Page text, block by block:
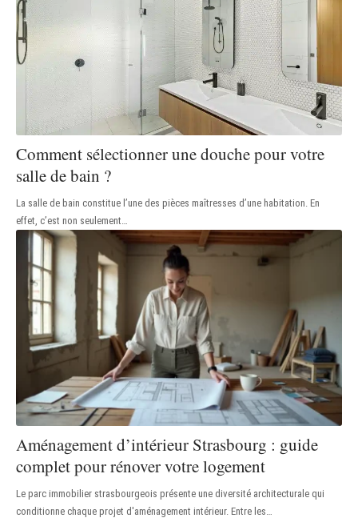
Comment sélectionner une douche pour votre
salle de bain ?
La salle de bain constitue l’une des pièces maîtresses d’une habitation. En
effet, c’est non seulement…
Aménagement d’intérieur Strasbourg : guide
complet pour rénover votre logement
Le parc immobilier strasbourgeois présente une diversité architecturale qui
conditionne chaque projet d'aménagement intérieur. Entre les